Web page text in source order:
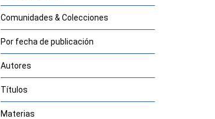
Comunidades & Colecciones
Por fecha de publicación
Autores
Títulos
Materias